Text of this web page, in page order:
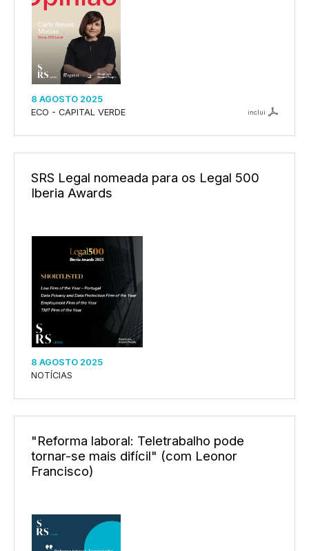
8 AGOSTO 2025
ECO - CAPITAL VERDE
inclui
SRS Legal nomeada para os Legal 500
Iberia Awards
8 AGOSTO 2025
NOTÍCIAS
"Reforma laboral: Teletrabalho pode
tornar-se mais difícil" (com Leonor
Francisco)